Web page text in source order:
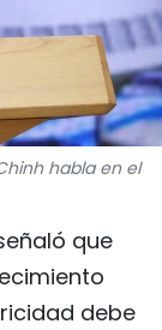
habla en el
que
debe